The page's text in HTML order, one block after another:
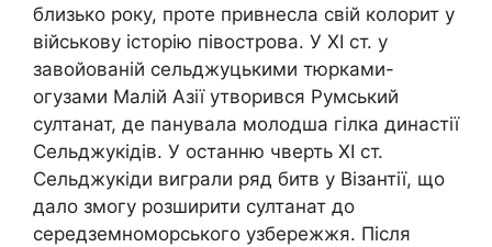
близько року, проте привнесла свій колорит у
військову історію півострова. У ХІ ст. у
завойованій сельджуцькими тюрками-
огузами Малій Азії утворився Румський
султанат, де панувала молодша гілка династії
Сельджукідів. У останню чверть ХІ ст.
Сельджукіди виграли ряд битв у Візантії, що
дало змогу розширити султанат до
середземноморського узбережжя. Після